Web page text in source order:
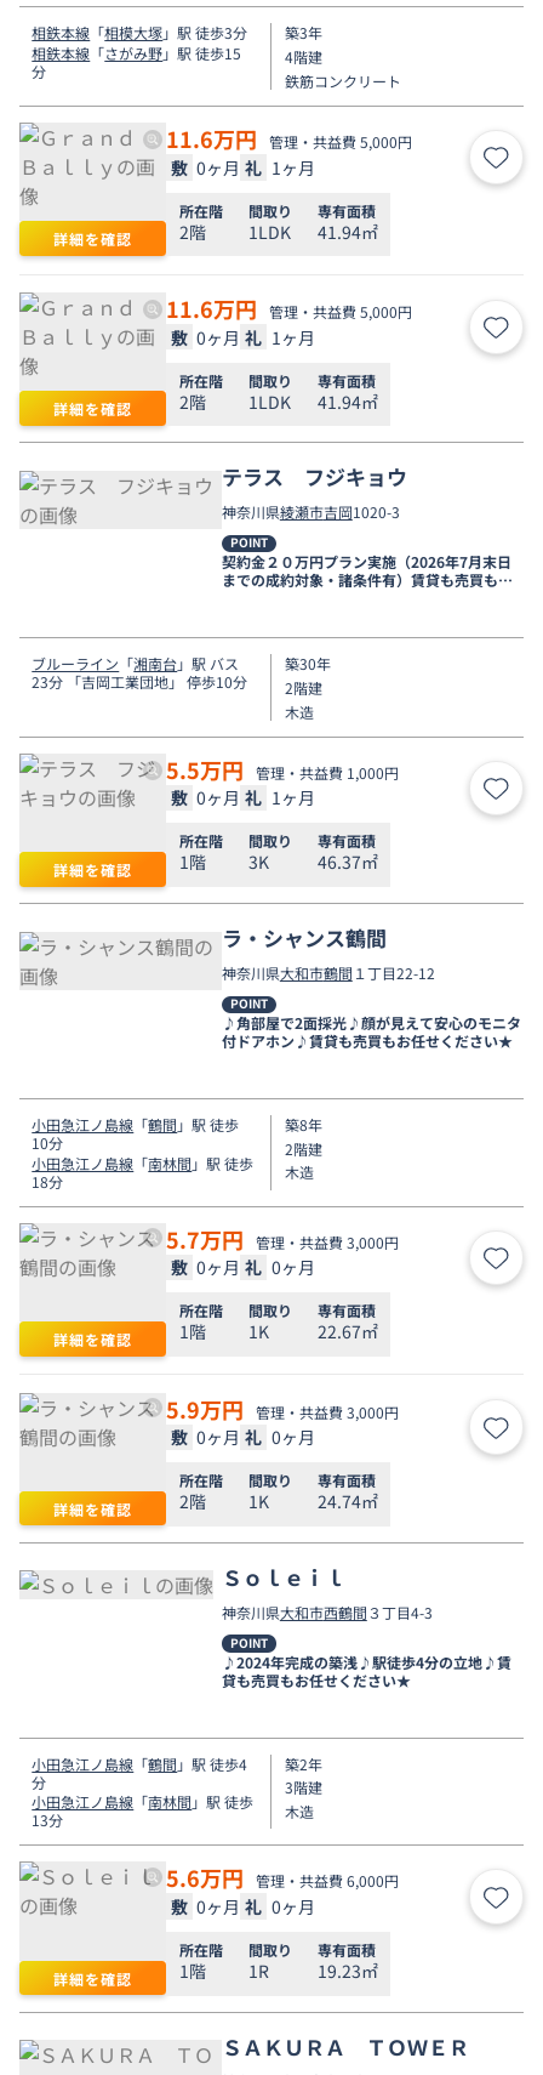
相鉄本線 「相模大塚」駅 徒歩3分
相鉄本線 「さがみ野」駅 徒歩15
分
築3年
4階建
鉄筋コンクリート
詳細を確認
11.6万円 管理・共益費 5,000円
敷 0ヶ月 礼 1ヶ月 お気
所在階
2階
間取り
1LDK
専有面積
41.94㎡
詳細を確認
11.6万円 管理・共益費 5,000円
敷 0ヶ月 礼 1ヶ月 お気
所在階
2階
間取り
1LDK
専有面積
41.94㎡
テラス フジキョウ
神奈川県綾瀬市吉岡1020-3
POINT
契約金２０万円プラン実施（2026年7月末日
までの成約対象・諸条件有）賃貸も売買もお
ブルーライン 「湘南台」駅 バス
23分 「吉岡工業団地」 停歩10分
築30年
2階建
木造
詳細を確認
5.5万円 管理・共益費 1,000円
敷 0ヶ月 礼 1ヶ月 お気
所在階
1階
間取り
3K
専有面積
46.37㎡
ラ・シャンス鶴間
神奈川県大和市鶴間 １丁目22-12
POINT
♪角部屋で2面採光♪顔が見えて安心のモニタ
付ドアホン♪賃貸も売買もお任せください★
小田急江ノ島線 「鶴間 」駅 徒歩
10分
小田急江ノ島線 「南林間 」駅 徒歩
18分
築8年
2階建
木造
詳細を確認
5.7万円 管理・共益費 3,000円
敷 0ヶ月 礼 0ヶ月 お気
所在階
1階
間取り
1K
専有面積
22.67㎡
詳細を確認
5.9万円 管理・共益費 3,000円
敷 0ヶ月 礼 0ヶ月 お気
所在階
2階
間取り
1K
専有面積
24.74㎡
Ｓｏｌｅｉｌ
神奈川県大和市西鶴間３丁目4-3
POINT
♪2024年完成の築浅♪駅徒歩4分の立地♪賃
貸も売買もお任せください★
小田急江ノ島線 「鶴間 」駅 徒歩4
分
小田急江ノ島線 「南林間 」駅 徒歩
13分
築2年
3階建
木造
詳細を確認
5.6万円 管理・共益費 6,000円
敷 0ヶ月 礼 0ヶ月 お気
所在階
1階
間取り
1R
専有面積
19.23㎡
ＳＡＫＵＲＡ ＴＯＷＥＲ